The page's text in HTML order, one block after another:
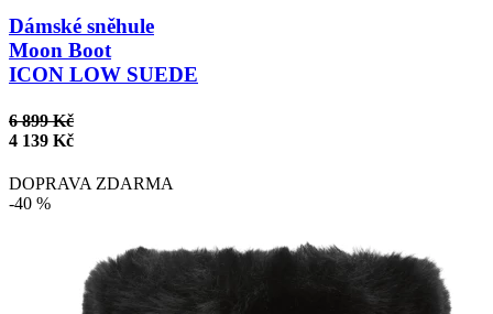
Dámské sněhule
Moon Boot
ICON LOW SUEDE
6 899 Kč
4 139 Kč
DOPRAVA ZDARMA
-40 %